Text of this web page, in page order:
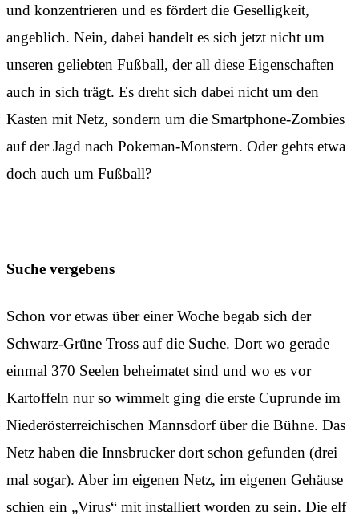
und konzentrieren und es fördert die Geselligkeit,
angeblich. Nein, dabei handelt es sich jetzt nicht um
unseren geliebten Fußball, der all diese Eigenschaften
auch in sich trägt. Es dreht sich dabei nicht um den
Kasten mit Netz, sondern um die Smartphone-Zombies
auf der Jagd nach Pokeman-Monstern. Oder gehts etwa
doch auch um Fußball?
Suche vergebens
Schon vor etwas über einer Woche begab sich der
Schwarz-Grüne Tross auf die Suche. Dort wo gerade
einmal 370 Seelen beheimatet sind und wo es vor
Kartoffeln nur so wimmelt ging die erste Cuprunde im
Niederösterreichischen Mannsdorf über die Bühne. Das
Netz haben die Innsbrucker dort schon gefunden (drei
mal sogar). Aber im eigenen Netz, im eigenen Gehäuse
schien ein „Virus“ mit installiert worden zu sein. Die elf